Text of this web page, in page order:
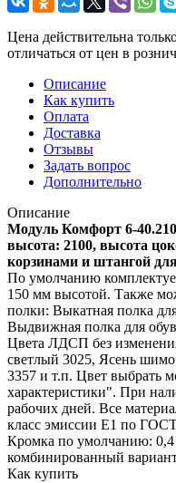
Цена действительна
отличаться от цен в
Описание
Как купить
Оплата
Доставка
Отзывы
Задать вопрос
Дополнительно
Описание
Модуль Комфорт 6-
высота: 2100, высота
корзинами и штангой
По умолчанию
150 мм высотой. Также
полки: Выкатная полка
Выдвижная полка для
Цвета ЛДСП без
светлый 3025, Ясень
3357 и т.п. Цвет выбрать
характеристики". При
рабочих дней. Все
класс эмиссии Е1 по
Кромка по умолчанию:
комбинированный
Как купить